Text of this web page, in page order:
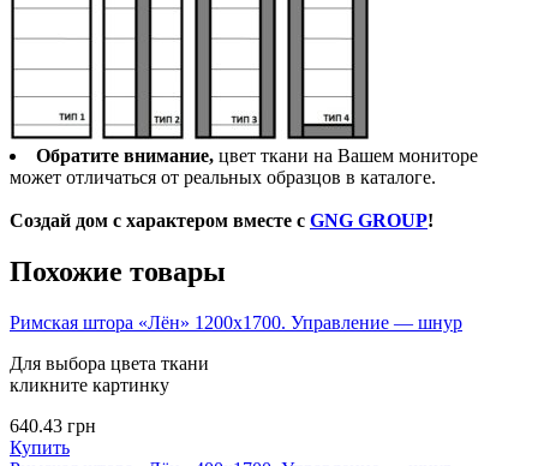
Обратите внимание, цвет ткани на Вашем мониторе
может отличаться от реальных образцов в каталоге.
Создай дом с характером вместе с GNG GROUP!
Похожие товары
Римская штора «Лён» 1200х1700. Управление — шнур
Для выбора цвета ткани
кликните картинку
640.43 грн
Купить